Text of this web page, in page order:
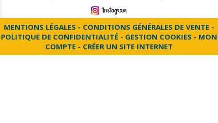
MENTIONS LÉGALES
CONDITIONS GÉNÉRALES DE VENTE
POLITIQUE DE CONFIDENTIALITÉ
GESTION COOKIES
MON
COMPTE
CRÉER UN SITE INTERNET